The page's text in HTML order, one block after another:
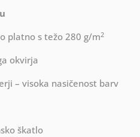
platno s težo 280 g/m2
okvirja
– visoka nasičenost barv
škatlo